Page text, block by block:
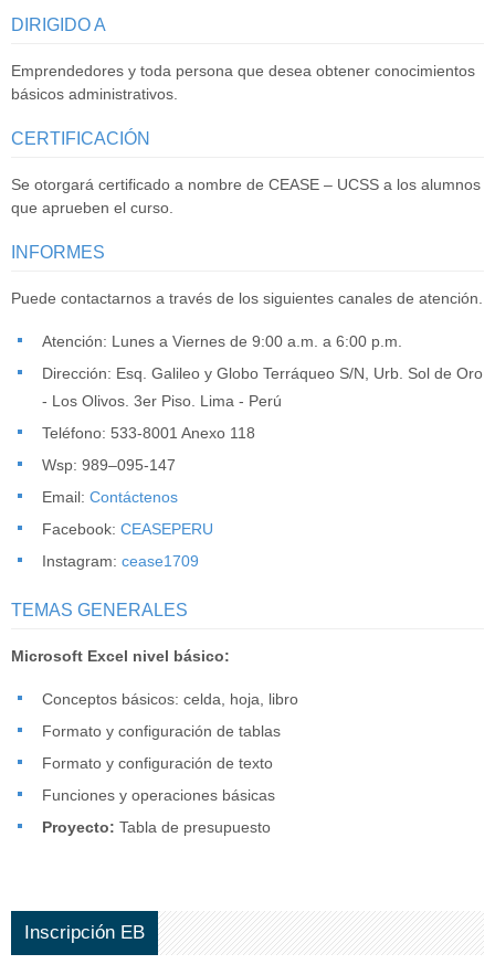
DIRIGIDO A
Emprendedores y toda persona que desea obtener conocimientos
básicos administrativos.
CERTIFICACIÓN
Se otorgará certificado a nombre de CEASE – UCSS a los alumnos
que aprueben el curso.
INFORMES
Puede contactarnos a través de los siguientes canales de atención.
Atención: Lunes a Viernes de 9:00 a.m. a 6:00 p.m.
Dirección: Esq. Galileo y Globo Terráqueo S/N, Urb. Sol de Oro
- Los Olivos. 3er Piso. Lima - Perú
Teléfono: 533-8001 Anexo 118
Wsp: 989–095-147
Email: Contáctenos
Facebook: CEASEPERU
Instagram: cease1709
TEMAS GENERALES
Microsoft Excel nivel básico:
Conceptos básicos: celda, hoja, libro
Formato y configuración de tablas
Formato y configuración de texto
Funciones y operaciones básicas
Proyecto: Tabla de presupuesto
Inscripción EB